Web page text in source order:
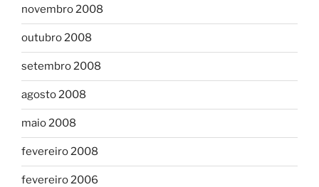
novembro 2008
outubro 2008
setembro 2008
agosto 2008
maio 2008
fevereiro 2008
fevereiro 2006